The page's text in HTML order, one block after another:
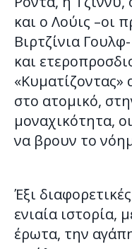
και ο Λούις –οι
Βιρτζίνια
και
«Κυματίζοντας»
στο ατομικό,
μοναχικότητα,
να βρουν το
Έξι
ενιαία ιστορία,
έρωτα, την